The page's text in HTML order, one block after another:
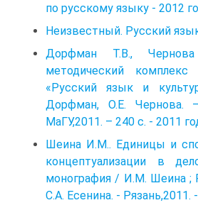
по русскому языку - 2012
Неизвестный. Русский
Дорфман Т.В.,
методический
«Русский язык и
Дорфман, О.Е. Чернова. –
МаГУ,2011. – 240 с. - 2011
Шеина И.М.. Единицы и
концептуализации в
монография / И.М. Шеина ;
С.А. Есенина. - Рязань,2011.